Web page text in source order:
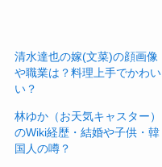
清水達也の嫁(文菜)の顔画像
や職業は？料理上手でかわい
い？
林ゆか（お天気キャスター）
のWiki経歴・結婚や子供・韓
国人の噂？